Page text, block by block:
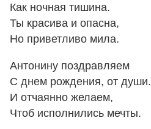
Как ночная тишина.
Ты красива и опасна,
Но приветливо мила.
Антонину поздравляем
С днем рождения, от души.
И отчаянно желаем,
Чтоб исполнились мечты.